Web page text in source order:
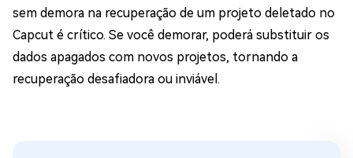
sem demora na recuperação de um projeto deletado no
Capcut é crítico. Se você demorar, poderá substituir os
dados apagados com novos projetos, tornando a
recuperação desafiadora ou inviável.